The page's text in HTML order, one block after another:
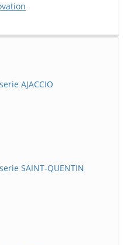
AJACCIO
SAINT-QUENTIN